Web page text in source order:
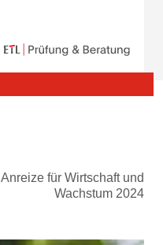
Anreize für Wirtschaft und
Wachstum 2024